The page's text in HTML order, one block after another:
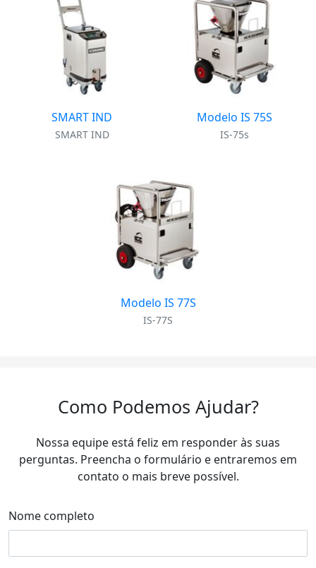
SMART IND
SMART IND
Modelo IS 75S
IS-75s
Modelo IS 77S
IS-77S
Como Podemos Ajudar?
Nossa equipe está feliz em responder às suas
perguntas. Preencha o formulário e entraremos em
contato o mais breve possível.
Nome completo